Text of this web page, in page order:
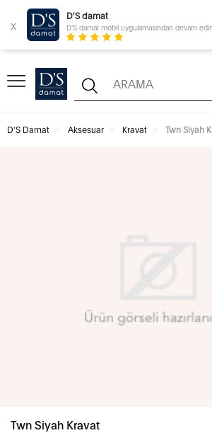
x
D'S damat
D'S damat mobil uygulamasından devam edin
D'S Damat Aksesuar Kravat Twn Siyah
Twn Siyah Kravat